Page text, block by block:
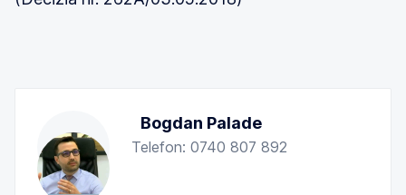
Bogdan Palade
Telefon: 0740 807 892